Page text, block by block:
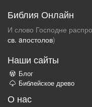
Библия Онлайн
И слово Господне
св. aпостолов)
Наши сайты
Блог
Библейское древо
О нас